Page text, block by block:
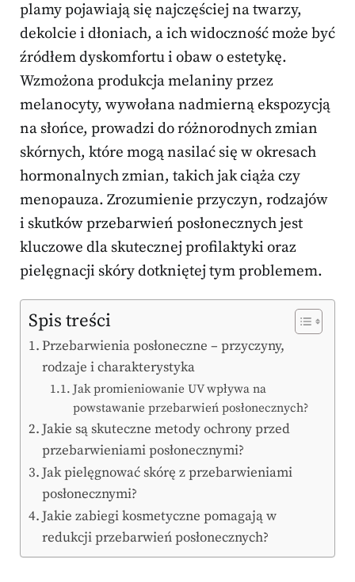
plamy pojawiają się najczęściej na twarzy,
dekolcie i dłoniach, a ich widoczność może być
źródłem dyskomfortu i obaw o estetykę.
Wzmożona produkcja melaniny przez
melanocyty, wywołana nadmierną ekspozycją
na słońce, prowadzi do różnorodnych zmian
skórnych, które mogą nasilać się w okresach
hormonalnych zmian, takich jak ciąża czy
menopauza. Zrozumienie przyczyn, rodzajów
i skutków przebarwień posłonecznych jest
kluczowe dla skutecznej profilaktyki oraz
pielęgnacji skóry dotkniętej tym problemem.
Spis treści
Przebarwienia posłoneczne – przyczyny,
rodzaje i charakterystyka
Jak promieniowanie UV wpływa na
powstawanie przebarwień posłonecznych?
Jakie są skuteczne metody ochrony przed
przebarwieniami posłonecznymi?
Jak pielęgnować skórę z przebarwieniami
posłonecznymi?
Jakie zabiegi kosmetyczne pomagają w
redukcji przebarwień posłonecznych?